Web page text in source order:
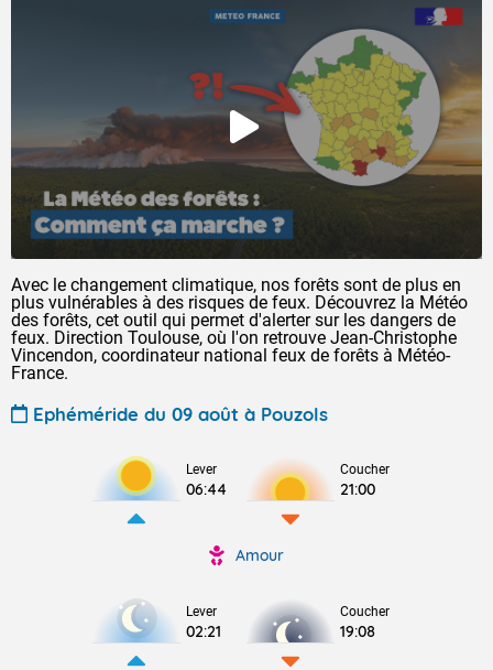
Avec le changement climatique, nos forêts sont de plus en
plus vulnérables à des risques de feux. Découvrez la Météo
des forêts, cet outil qui permet d'alerter sur les dangers de
feux. Direction Toulouse, où l'on retrouve Jean-Christophe
Vincendon, coordinateur national feux de forêts à Météo-
France.
Ephéméride du 09 août à Pouzols
Lever
06:44
Coucher
21:00
Amour
Lever
02:21
Coucher
19:08